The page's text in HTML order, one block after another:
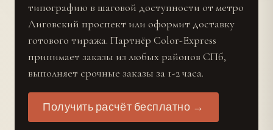
типографию в шаговой доступности от метро
Лиговский проспект или оформит доставку
готового тиража. Партнёр Color-Express
принимает заказы из любых районов СПб,
выполняет срочные заказы за 1-2 часа.
Получить расчёт бесплатно →